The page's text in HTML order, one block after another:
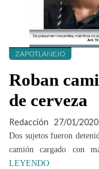
ZAPOTLANEJO
Roban
de cerveza
Redacción 27/01/2020
Dos sujetos fueron
camión cargado con
LEYENDO